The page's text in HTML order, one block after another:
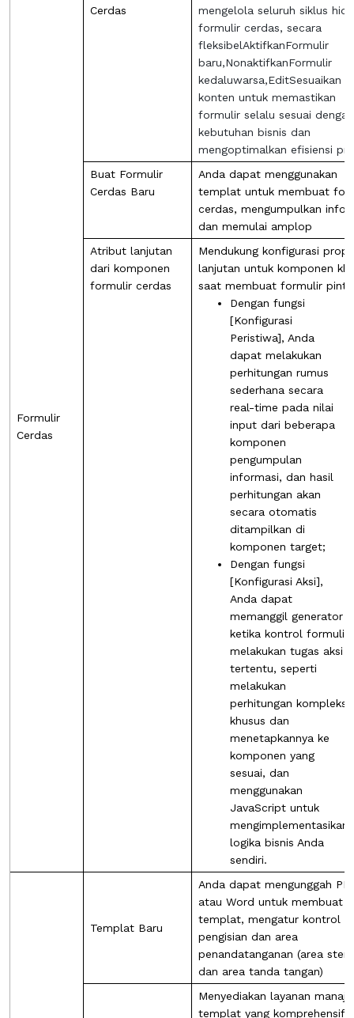
Formulir
Cerdas
Cerdas
mengelola seluruh siklus
formulir cerdas, secara
fleksibelAktifkanFormulir
baru,NonaktifkanFormulir
kedaluwarsa,EditSesuaikan
konten untuk memastikan
formulir selalu sesuai dengan
kebutuhan bisnis dan
mengoptimalkan efisiensi
Buat Formulir
Cerdas Baru
Anda dapat menggunakan
templat untuk membuat
cerdas, mengumpulkan
dan memulai amplop
Atribut lanjutan
dari komponen
formulir cerdas
Mendukung konfigurasi
lanjutan untuk komponen
saat membuat formulir
Dengan fungsi
[Konfigurasi
Peristiwa], Anda
dapat melakukan
perhitungan rumus
sederhana secara
real-time pada nilai
input dari beberapa
komponen
pengumpulan
informasi, dan hasil
perhitungan akan
secara otomatis
ditampilkan di
komponen target;
Dengan fungsi
[Konfigurasi Aksi],
Anda dapat
memanggil generator
ketika kontrol formulir
melakukan tugas aksi
tertentu, seperti
melakukan
perhitungan kompleks
khusus dan
menetapkannya ke
komponen yang
sesuai, dan
menggunakan
JavaScript untuk
mengimplementasikan
logika bisnis Anda
sendiri.
Templat Baru
Anda dapat mengunggah
atau Word untuk membuat
templat, mengatur kontrol
pengisian dan area
penandatanganan (area
dan area tanda tangan)
Menyediakan layanan
templat yang komprehensif